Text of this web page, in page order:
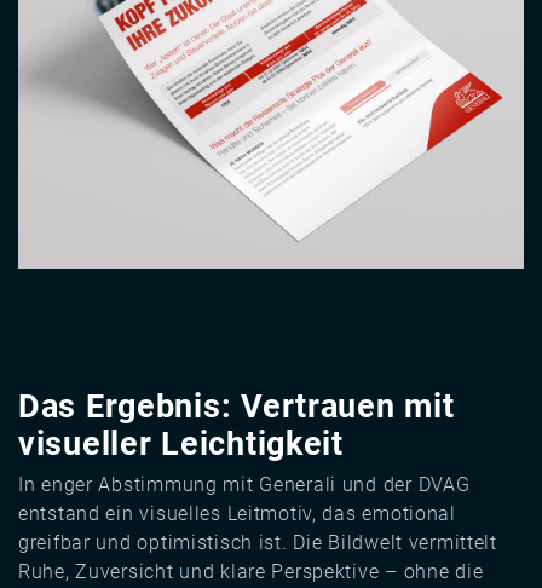
Das Ergebnis: Vertrauen mit
visueller Leichtigkeit
In enger Abstimmung mit Generali und der DVAG
entstand ein visuelles Leitmotiv, das emotional
greifbar und optimistisch ist. Die Bildwelt vermittelt
Ruhe, Zuversicht und klare Perspektive – ohne die